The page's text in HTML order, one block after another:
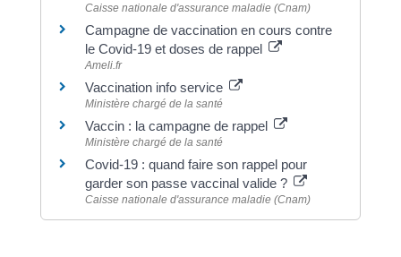
Caisse nationale d'assurance maladie (Cnam)
Campagne de vaccination en cours contre
le Covid-19 et doses de rappel
Ameli.fr
Vaccination info service
Ministère chargé de la santé
Vaccin : la campagne de rappel
Ministère chargé de la santé
Covid-19 : quand faire son rappel pour
garder son passe vaccinal valide ?
Caisse nationale d'assurance maladie (Cnam)